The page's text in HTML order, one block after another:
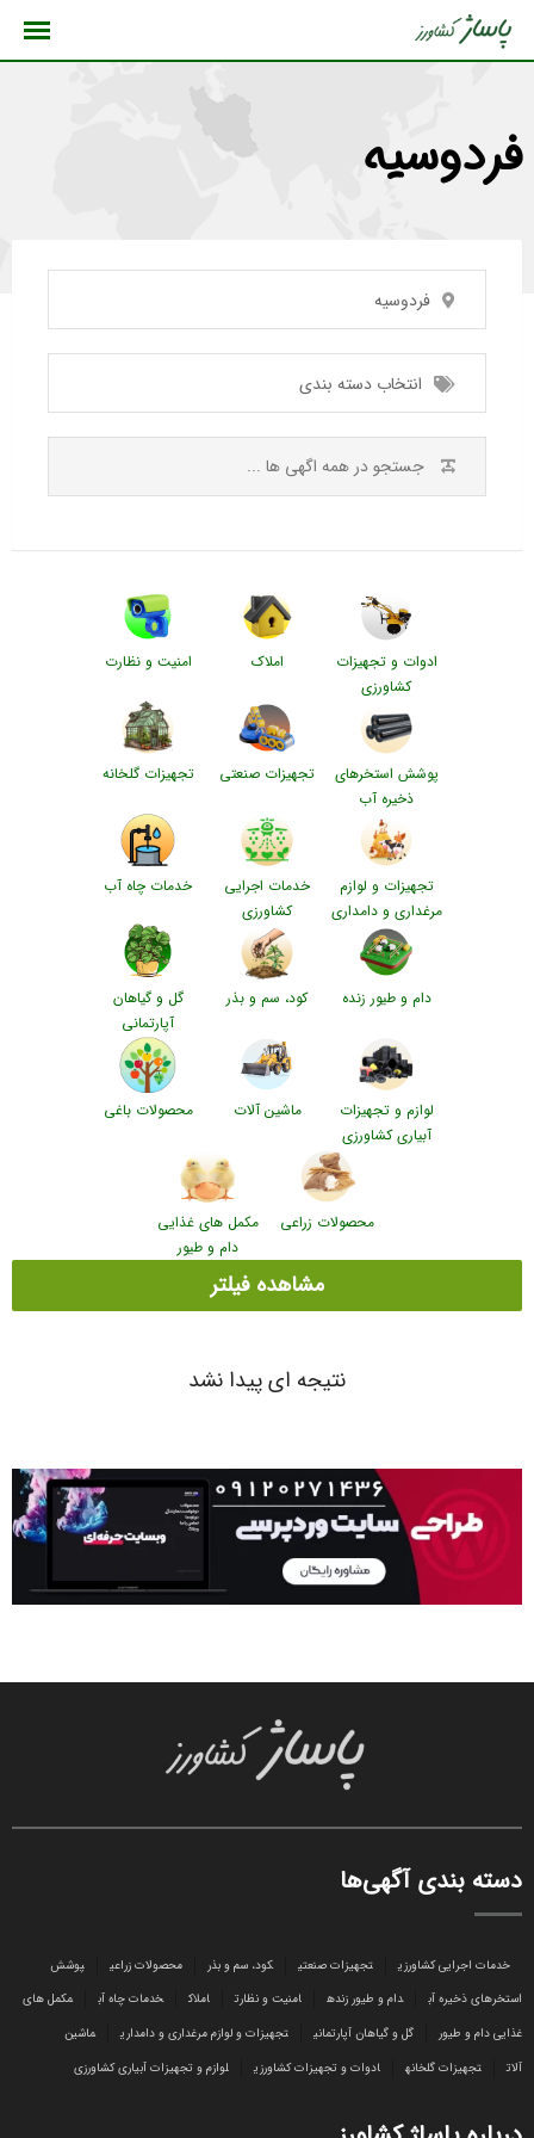
فردوسیه
فردوسیه
انتخاب دسته بندی
ادوات و تجهیزات
کشاورزی
املاک امنیت و نظارت
پوشش استخرهای
ذخیره آب
تجهیزات صنعتی تجهیزات گلخانه
تجهیزات و لوازم
مرغداری و دامداری
خدمات اجرایی
کشاورزی
خدمات چاه آب
دام و طیور زنده کود، سم و بذر
گل و گیاهان
آپارتمانی
لوازم و تجهیزات
آبیاری کشاورزی
ماشین آلات محصولات باغی
محصولات زراعی
مکمل های غذایی
دام و طیور
مشاهده فیلتر
نتیجه ای پیدا نشد
دسته بندی آگهی‌ها
خدمات اجرایی کشاورزی تجهیزات صنعتی کود، سم و بذر محصولات زراعی
پوشش
استخرهای ذخیره آب
دام و طیور زنده امنیت و نظارت املاک خدمات چاه آب
مکمل های
غذایی دام و طیور
گل و گیاهان آپارتمانی تجهیزات و لوازم مرغداری و دامداری
ماشین
آلات
تجهیزات گلخانه ادوات و تجهیزات کشاورزی لوازم و تجهیزات آبیاری کشاورزی